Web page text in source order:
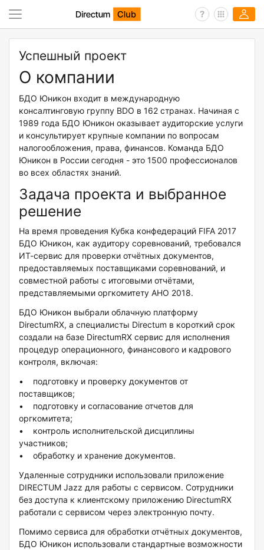
Успешный проект
О компании
БДО Юникон входит в международную
консалтинговую группу BDO в 162 странах. Начиная с
1989 года БДО Юникон оказывает аудиторские услуги
и консультирует крупные компании по вопросам
налогообложения, права, финансов. Команда БДО
Юникон в России сегодня - это 1500 профессионалов
во всех областях знаний.
Задача проекта и выбранное
решение
На время проведения Кубка конфедераций FIFA 2017
БДО Юникон, как аудитору соревнований, требовался
ИТ-сервис для проверки отчётных документов,
предоставляемых поставщиками соревнований, и
совместной работы с итоговыми отчётами,
представляемыми оргкомитету АНО 2018.
БДО Юникон выбрали облачную платформу
DirectumRX, а специалисты Directum в короткий срок
создали на базе DirectumRX сервис для исполнения
процедур операционного, финансового и кадрового
контроля, включая:
• подготовку и проверку документов от
поставщиков;
• подготовку и согласование отчетов для
оргкомитета;
• контроль исполнительской дисциплины
участников;
• обработку и хранение документов.
Удаленные сотрудники использовали приложение
DIRECTUM Jazz для работы с сервисом. Сотрудники
без доступа к клиентскому приложению DirectumRX
работали с сервисом через электронную почту.
Помимо сервиса для обработки отчётных документов,
БДО Юникон использовали стандартные возможности